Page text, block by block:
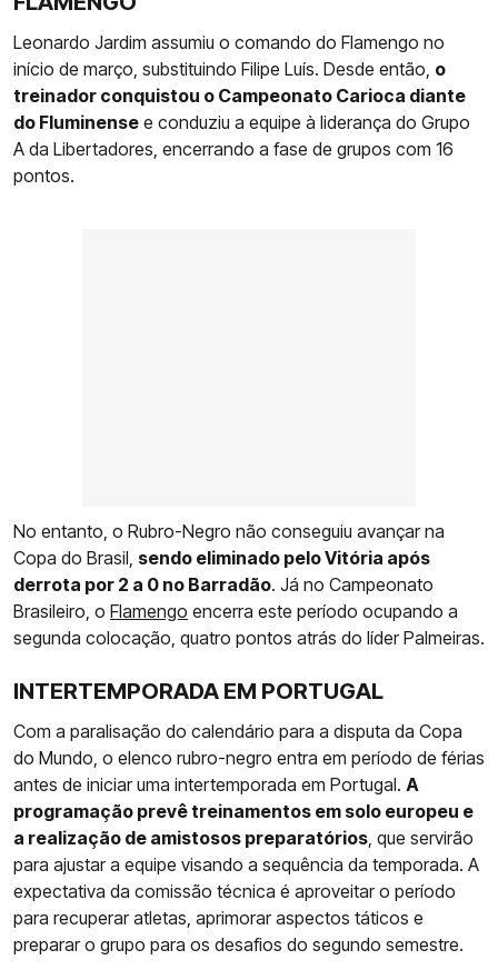
Leonardo Jardim assumiu o comando do Flamengo no
início de março, substituindo Filipe Luís. Desde então, o
treinador conquistou o Campeonato Carioca diante
do Fluminense e conduziu a equipe à liderança do Grupo
A da Libertadores, encerrando a fase de grupos com 16
pontos.
No entanto, o Rubro-Negro não conseguiu avançar na
Copa do Brasil, sendo eliminado pelo Vitória após
derrota por 2 a 0 no Barradão. Já no Campeonato
Brasileiro, o Flamengo encerra este período ocupando a
segunda colocação, quatro pontos atrás do líder Palmeiras.
INTERTEMPORADA EM PORTUGAL
Com a paralisação do calendário para a disputa da Copa
do Mundo, o elenco rubro-negro entra em período de férias
antes de iniciar uma intertemporada em Portugal. A
programação prevê treinamentos em solo europeu e
a realização de amistosos preparatórios , que servirão
para ajustar a equipe visando a sequência da temporada. A
expectativa da comissão técnica é aproveitar o período
para recuperar atletas, aprimorar aspectos táticos e
preparar o grupo para os desafios do segundo semestre.